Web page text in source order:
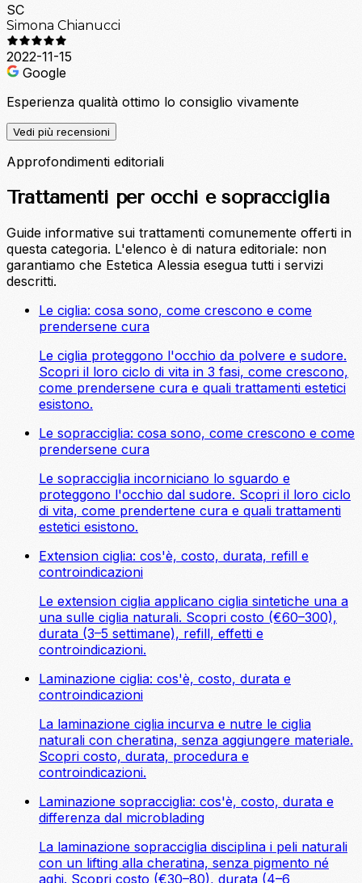
SC
Simona Chianucci
2022-11-15
Google
Esperienza qualità ottimo lo consiglio vivamente
Vedi più recensioni
Approfondimenti editoriali
Trattamenti per occhi e sopracciglia
Guide informative sui trattamenti comunemente offerti in
questa categoria. L'elenco è di natura editoriale: non
garantiamo che Estetica Alessia esegua tutti i servizi
descritti.
Le ciglia: cosa sono, come crescono e come
prendersene cura
Le ciglia proteggono l'occhio da polvere e sudore.
Scopri il loro ciclo di vita in 3 fasi, come crescono,
come prendersene cura e quali trattamenti estetici
esistono.
Le sopracciglia: cosa sono, come crescono e come
prendersene cura
Le sopracciglia incorniciano lo sguardo e
proteggono l'occhio dal sudore. Scopri il loro ciclo
di vita, come prendertene cura e quali trattamenti
estetici esistono.
Extension ciglia: cos'è, costo, durata, refill e
controindicazioni
Le extension ciglia applicano ciglia sintetiche una a
una sulle ciglia naturali. Scopri costo (€60–300),
durata (3–5 settimane), refill, effetti e
controindicazioni.
Laminazione ciglia: cos'è, costo, durata e
controindicazioni
La laminazione ciglia incurva e nutre le ciglia
naturali con cheratina, senza aggiungere materiale.
Scopri costo, durata, procedura e
controindicazioni.
Laminazione sopracciglia: cos'è, costo, durata e
differenza dal microblading
La laminazione sopracciglia disciplina i peli naturali
con un lifting alla cheratina, senza pigmento né
aghi. Scopri costo (€30–80), durata (4–6